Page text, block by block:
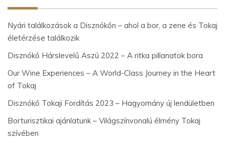
Nyári találkozások a Disznókőn – ahol a bor, a zene és Tokaj
életérzése találkozik
Disznókő Hárslevelű Aszú 2022 – A ritka pillanatok bora
Our Wine Experiences – A World-Class Journey in the Heart
of Tokaj
Disznókő Tokaji Fordítás 2023 – Hagyomány új lendületben
Borturisztikai ajánlatunk – Világszínvonalú élmény Tokaj
szívében